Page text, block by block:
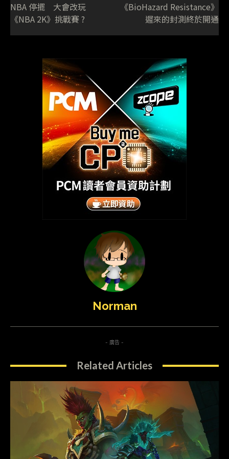
NBA 停擺 大會改玩
《NBA 2K》挑戰賽 ?
《BioHazard Resistance》
遲來的封測終於開通
Norman
- 廣告 -
Related Articles